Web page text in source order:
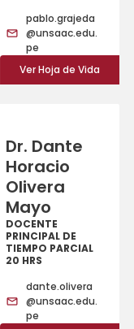
pablo.grajeda
@unsaac.edu.
pe
Ver Hoja de Vida
Dr. Dante
Horacio
Olivera
Mayo
DOCENTE
PRINCIPAL DE
TIEMPO PARCIAL
20 HRS
dante.olivera
@unsaac.edu.
pe